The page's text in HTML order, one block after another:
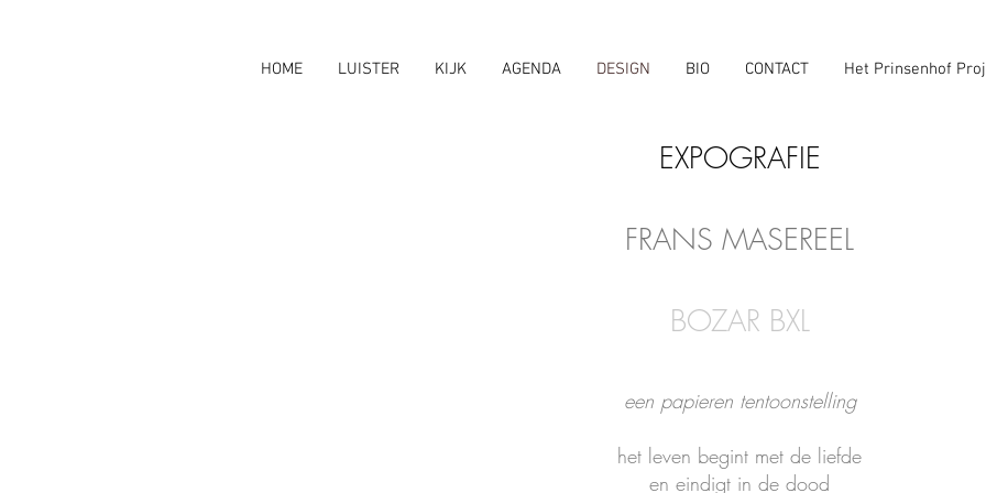
HOME LUISTER KIJK AGENDA DESIGN BIO CONTACT Het Prinsenhof
EXPOGRAFIE
FRANS MASEREEL
BOZAR BXL
een papieren tentoonstelling
het leven begint met de liefde
en eindigt in de dood